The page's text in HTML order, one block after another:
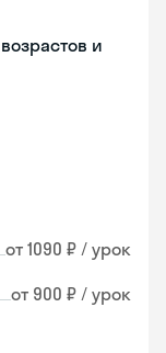
и
от 1090 ₽ / урок
от 900 ₽ / урок